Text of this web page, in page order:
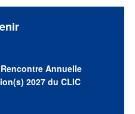
Rencontre Annuelle
2027 du CLIC